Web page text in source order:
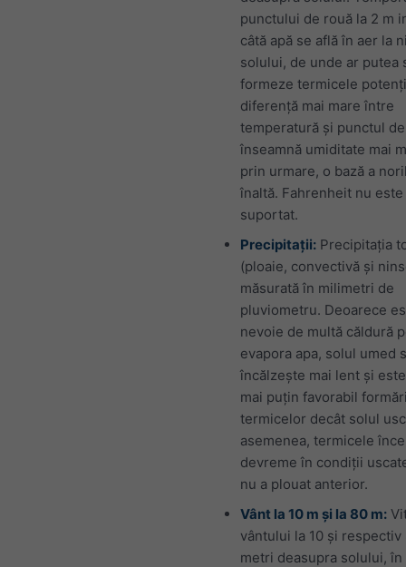
punctului de rouă la 2 m
câtă apă se află în aer la
solului, de unde ar putea
formeze termicele
diferență mai mare între
temperatură și punctul
înseamnă umiditate mai
prin urmare, o bază a
înaltă. Fahrenheit nu
suportat.
Precipitații: Precipitația
(ploaie, convectivă și
măsurată în milimetri de
pluviometru. Deoarece
nevoie de multă căldură
evapora apa, solul umed
încălzește mai lent și
mai puțin favorabil
termicelor decât solul
asemenea, termicele
devreme în condiții
nu a plouat anterior.
Vânt la 10 m și la 80 m:
vântului la 10 și respectiv
metri deasupra solului,